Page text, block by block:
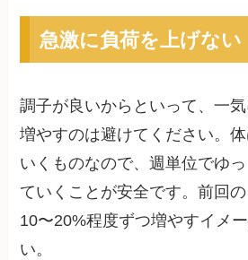
急激に負荷を上げない
調子が良いからといって、一
増やすのは避けてください。
いくものなので、週単位でゆ
ていくことが安全です。前回
10〜20%程度ずつ増やすイメ
い。